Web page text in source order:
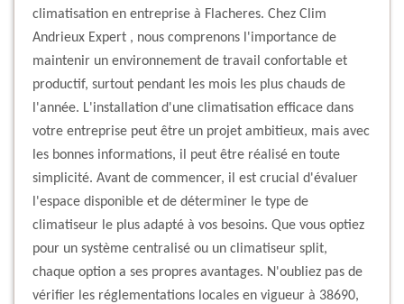
climatisation en entreprise à Flacheres. Chez Clim
Andrieux Expert , nous comprenons l'importance de
maintenir un environnement de travail confortable et
productif, surtout pendant les mois les plus chauds de
l'année. L'installation d'une climatisation efficace dans
votre entreprise peut être un projet ambitieux, mais avec
les bonnes informations, il peut être réalisé en toute
simplicité. Avant de commencer, il est crucial d'évaluer
l'espace disponible et de déterminer le type de
climatiseur le plus adapté à vos besoins. Que vous optiez
pour un système centralisé ou un climatiseur split,
chaque option a ses propres avantages. N'oubliez pas de
vérifier les réglementations locales en vigueur à 38690,